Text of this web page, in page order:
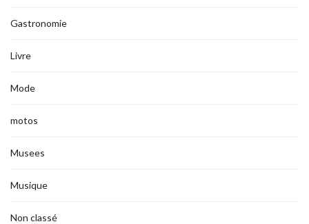
Gastronomie
Livre
Mode
motos
Musees
Musique
Non classé